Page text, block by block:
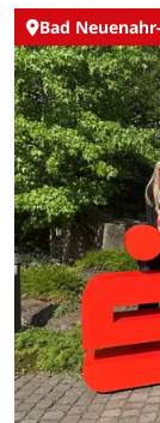
Bad